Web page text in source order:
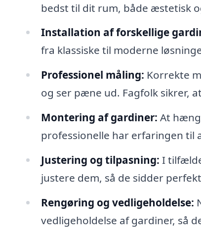
bedst til dit rum, både æstetisk
Installation af forskellige
fra klassiske til moderne
Professionel måling: Korrekte
og ser pæne ud. Fagfolk sikrer,
Montering af gardiner: At
professionelle har erfaringen
Justering og tilpasning: I
justere dem, så de sidder
Rengøring og vedligeholdelse:
vedligeholdelse af gardiner, så